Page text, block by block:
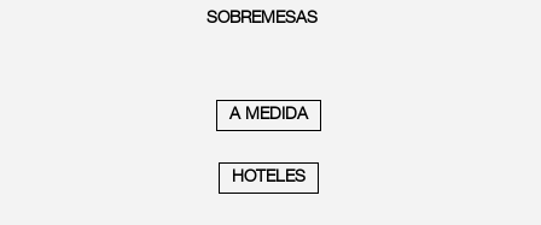
SOBREMESAS
A MEDIDA
HOTELES